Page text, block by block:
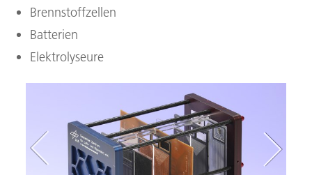
Brennstoffzellen
Batterien
Elektrolyseure